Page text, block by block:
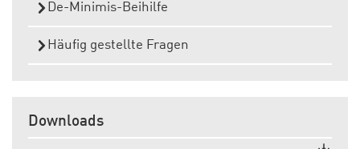
De-Minimis-Beihilfe
Häufig gestellte Fragen
Downloads